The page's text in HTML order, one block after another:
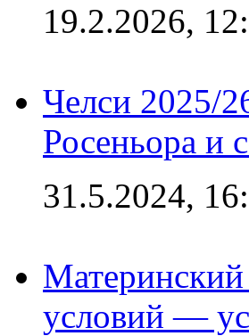
19.2.2026,
Челси 2025/
Росеньора и
31.5.2024,
условий —